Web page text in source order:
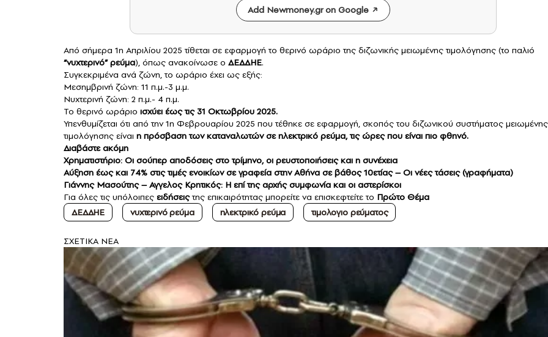
Add Newmoney.gr on Google
Από σήμερα 1η Απριλίου 2025 τίθεται σε εφαρμογή το θερινό ωράριο της διζωνικής μειωμένης τιμολόγησης (το παλιό
“νυχτερινό” ρεύμα), όπως ανακοίνωσε ο ΔΕΔΔΗΕ.
Συγκεκριμένα ανά ζώνη, το ωράριο έχει ως εξής:
Μεσημβρινή ζώνη: 11 π.μ.-3 μ.μ.
Νυχτερινή ζώνη: 2 π.μ.- 4 π.μ.
Το θερινό ωράριο ισχύει έως τις 31 Οκτωβρίου 2025.
Υπενθυμίζεται ότι από την 1η Φεβρουαρίου 2025 που τέθηκε σε εφαρμογή, σκοπός του διζωνικού συστήματος μειωμένης
τιμολόγησης είναι η πρόσβαση των καταναλωτών σε ηλεκτρικό ρεύμα, τις ώρες που είναι πιο φθηνό.
Διαβάστε ακόμη
Χρηματιστήριο: Οι σούπερ αποδόσεις στο τρίμηνο, οι ρευστοποιήσεις και η συνέχεια
Αύξηση έως και 74% στις τιμές ενοικίων σε γραφεία στην Αθήνα σε βάθος 10ετίας – Οι νέες τάσεις (γραφήματα)
Γιάννης Μασούτης – Αγγελος Κρητικός: Η επί της αρχής συμφωνία και οι αστερίσκοι
Για όλες τις υπόλοιπες ειδήσειςτης επικαιρότητας μπορείτε να επισκεφτείτε το Πρώτο Θέμα
ΔΕΔΔΗΕ
νυχτερινό ρεύμα ηλεκτρικό ρεύμα τιμολογιο ρεύματος
ΣXETIKA NEA